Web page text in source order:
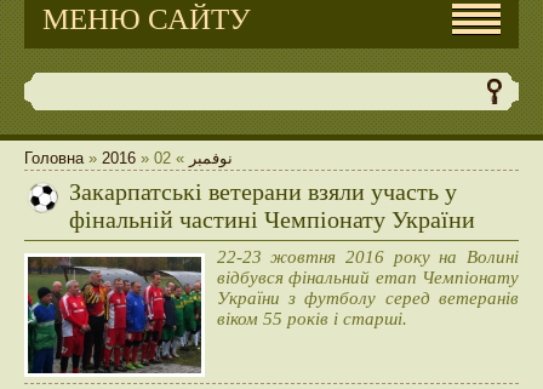
МЕНЮ САЙТУ
Головна» 2016 » نوفمبر »
02
Закарпатські ветерани взяли участь у
фінальній частині Чемпіонату України
​22-23 жовтня 2016 року на Волині
відбувся фінальний етап Чемпіонату
України з футболу серед ветеранів
віком 55 років і старші.